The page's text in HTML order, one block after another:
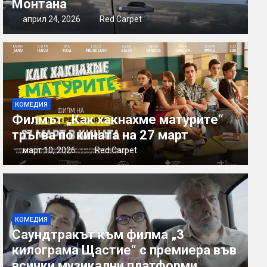
Монтана
април 24, 2026 Red Carpet
КОМЕДИЯ
Филмът „Как хакнахме матурите“
тръгва по кината на 27 март
март 10, 2026 Red Carpet
КОМЕДИЯ
Саундтракът към филма „3
килограма Щастие“ с премиера във